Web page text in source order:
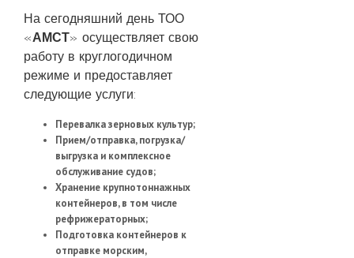
На сегодняшний день ТОО
«АМСТ» осуществляет свою
работу в круглогодичном
режиме и предоставляет
следующие услуги:
Перевалка зерновых культур;
Прием/отправка, погрузка/
выгрузка и комплексное
обслуживание судов;
Хранение крупнотоннажных
контейнеров, в том числе
рефрижераторных;
Подготовка контейнеров к
отправке морским,